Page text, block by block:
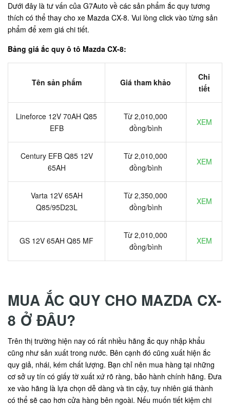
Dưới đây là tư vấn của G7Auto về các sản phẩm ắc quy tương
thích có thể thay cho xe Mazda CX-8. Vui lòng click vào từng sản
phẩm để xem giá chi tiết.
Bảng giá ắc quy ô tô Mazda CX-8:
Tên sản phẩm Giá tham khảo
Chi
tiết
Lineforce 12V 70AH Q85
EFB
Từ 2,010,000
đồng/bình
XEM
Century EFB Q85 12V
65AH
Từ 2,010,000
đồng/bình
XEM
Varta 12V 65AH
Q85/95D23L
Từ 2,350,000
đồng/bình
XEM
GS 12V 65AH Q85 MF
Từ 2,010,000
đồng/bình
XEM
MUA ẮC QUY CHO MAZDA CX-
8 Ở ĐÂU?
Trên thị trường hiện nay có rất nhiều hãng ắc quy nhập khẩu
cũng như sản xuất trong nước. Bên cạnh đó cũng xuất hiện ắc
quy giả, nhái, kém chất lượng. Bạn chỉ nên mua hàng tại những
cơ sở uy tín có giấy tờ xuất xứ rõ ràng, bảo hành chính hãng. Đưa
xe vào hãng là lựa chọn dễ dàng và tin cậy, tuy nhiên giá thành
có thể sẽ cao hơn cửa hàng bên ngoài. Nếu muốn tiết kiệm chi